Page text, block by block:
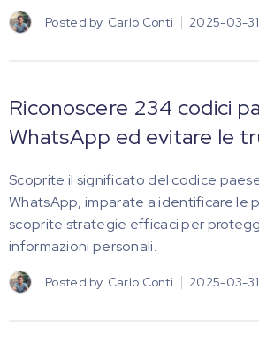
Posted by Carlo Conti 2025-03-
Riconoscere 234 codici
WhatsApp ed evitare le
Scoprite il significato del codice
WhatsApp, imparate a identificare le
scoprite strategie efficaci per
informazioni personali.
Posted by Carlo Conti 2025-03-31